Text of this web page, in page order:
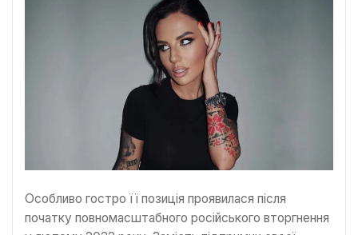
Особливо гостро її позиція проявилася після
початку повномасштабного російського вторгнення